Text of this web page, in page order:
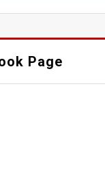
Page